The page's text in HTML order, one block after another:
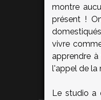
montre
présent !
vivre
apprendre
l'appel de la
Le studio a